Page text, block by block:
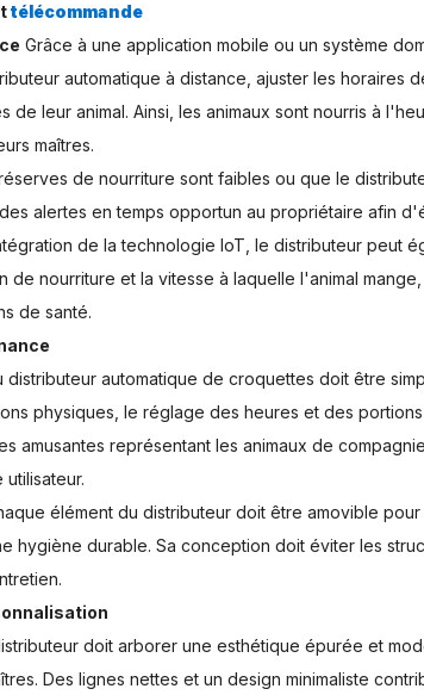
télécommande
Grâce à une application mobile ou un système
automatique à distance, ajuster les horaires
de leur animal. Ainsi, les animaux sont nourris à
maîtres.
de nourriture sont faibles ou que le
alertes en temps opportun au propriétaire afin
de la technologie IoT, le distributeur peut
de nourriture et la vitesse à laquelle l'animal
de santé.
distributeur automatique de croquettes doit être
physiques, le réglage des heures et des
amusantes représentant les animaux de
élément du distributeur doit être amovible
hygiène durable. Sa conception doit éviter les
doit arborer une esthétique épurée et
Des lignes nettes et un design minimaliste